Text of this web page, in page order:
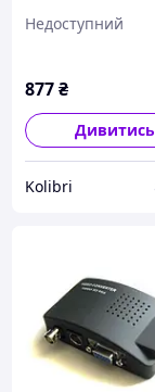
Недоступний
877₴
Дивитись
Kolibri